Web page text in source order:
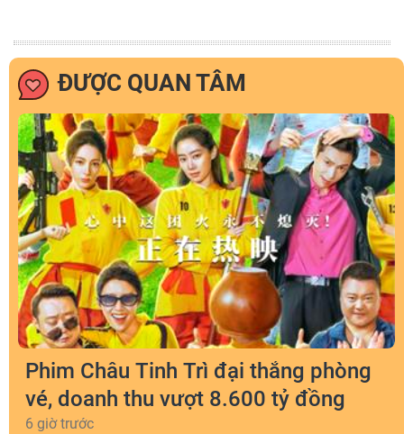
ĐƯỢC QUAN TÂM
Phim Châu Tinh Trì đại thắng phòng
vé, doanh thu vượt 8.600 tỷ đồng
6 giờ trước